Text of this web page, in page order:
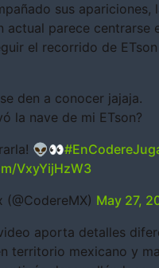
sus apariciones,
actual parece centrarse
el recorrido de
den a conocer jajaja.
la nave de mi ETson?
👽👀
VxyYijHzW3
May 27,
aporta detalles
territorio mexicano y